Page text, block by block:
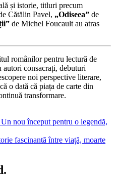
și istorie, titluri precum
Cătălin Pavel, „Odiseea” de
de Michel Foucault au atras
românilor pentru lectură de
consacrați, debuturi
noi perspective literare,
o dată că piața de carte din
transformare.
nou început pentru o legendă,
fascinantă între viață, moarte